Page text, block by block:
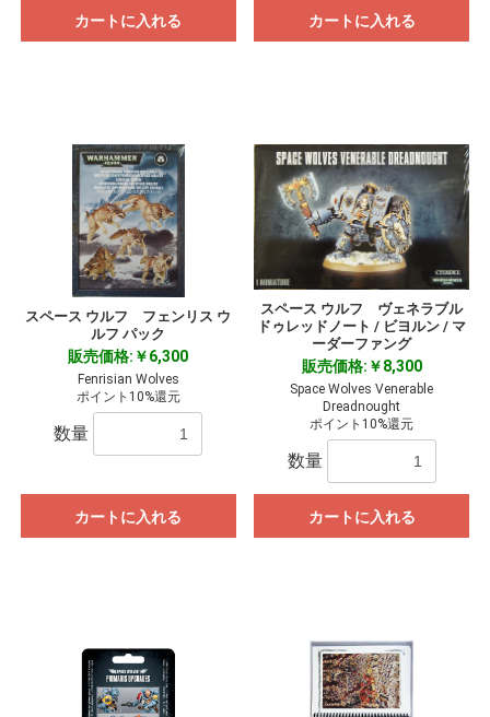
カートに入れる カートに入れる
スペース ウルフ フェンリス ウ
ルフ パック
販売価格:￥6,300
Fenrisian Wolves
ポイント10%還元
数量
カートに入れる
スペース ウルフ ヴェネラブル
ドゥレッドノート / ビヨルン / マ
ーダーファング
販売価格:￥8,300
Space Wolves Venerable
Dreadnought
ポイント10%還元
数量
カートに入れる